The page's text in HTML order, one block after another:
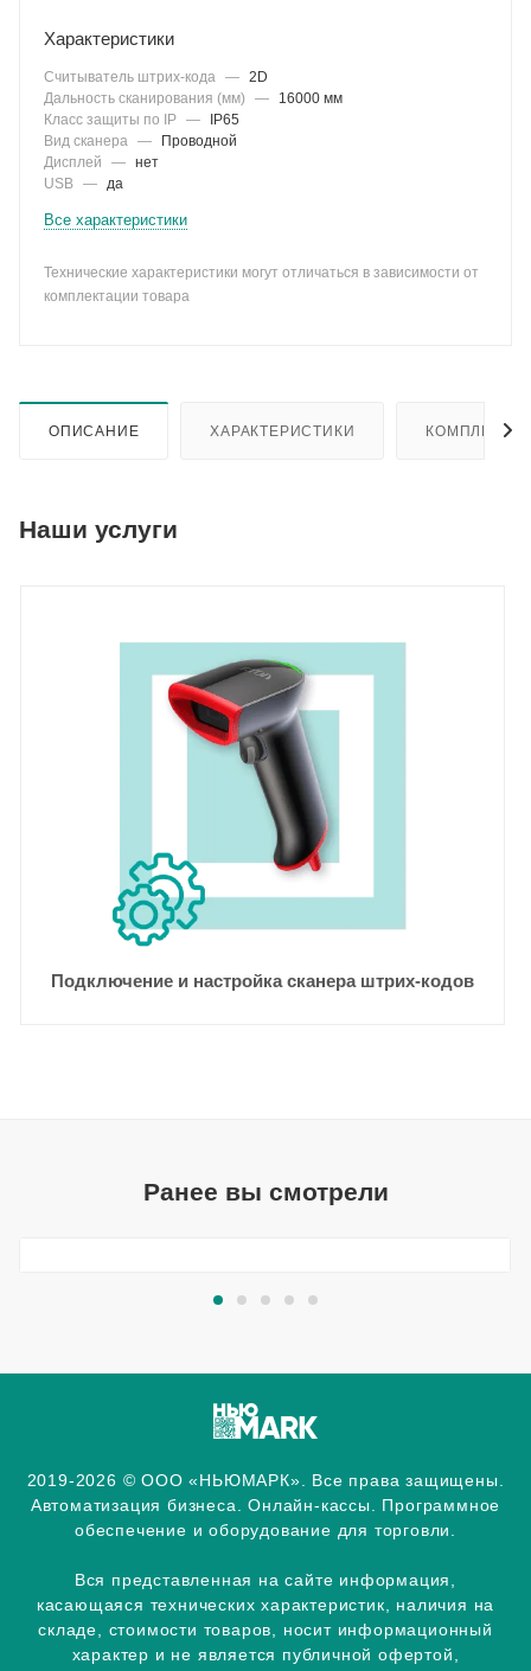
Характеристики
Считыватель штрих-кода — 2D
Дальность сканирования (мм)
—
16000 мм
Класс защиты по IP —
IP65
Вид сканера —
Проводной
Дисплей
— нет
USB — да
Все характеристики
Технические характеристики могут отличаться в зависимости от
комплектации товара
ОПИСАНИЕ ХАРАКТЕРИСТИКИ
Наши услуги
Подключение и настройка сканера штрих-кодов
Ранее вы смотрели
2019-2026 © ООО «НЬЮМАРК». Все права защищены.
Автоматизация бизнеса. Онлайн-кассы. Программное
обеспечение и оборудование для торговли.
Вся представленная на сайте информация,
касающаяся технических характеристик, наличия на
складе, стоимости товаров, носит информационный
характер и не является публичной офертой,